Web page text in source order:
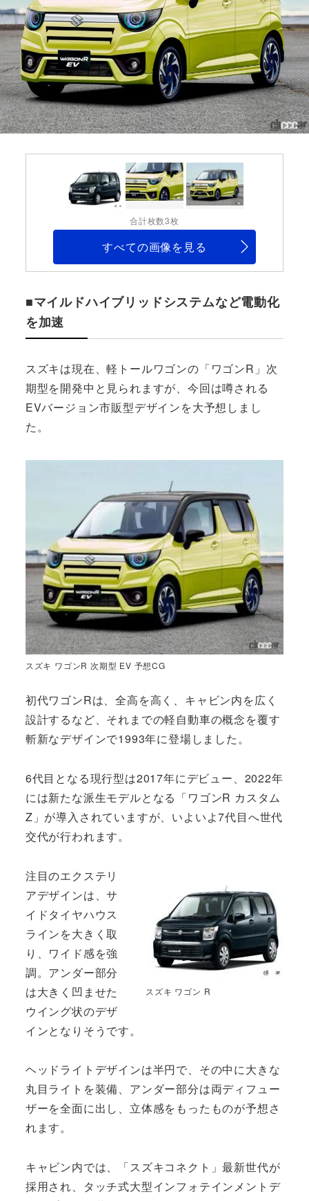
合計枚数3枚
すべての画像を見る
■マイルドハイブリッドシステムなど電動化
を加速
スズキは現在、軽トールワゴンの「ワゴンR」次
期型を開発中と見られますが、今回は噂される
EVバージョン市販型デザインを大予想しまし
た。
スズキ ワゴンR 次期型 EV 予想CG
初代ワゴンRは、全高を高く、キャビン内を広く
設計するなど、それまでの軽自動車の概念を覆す
斬新なデザインで1993年に登場しました。
6代目となる現行型は2017年にデビュー、2022年
には新たな派生モデルとなる「ワゴンR カスタム
Z」が導入されていますが、いよいよ7代目へ世代
交代が行われます。
スズキ ワゴン R
注目のエクステリ
アデザインは、サ
イドタイヤハウス
ラインを大きく取
り、ワイド感を強
調。アンダー部分
は大きく凹ませた
ウイング状のデザ
インとなりそうです。
ヘッドライトデザインは半円で、その中に大きな
丸目ライトを装備、アンダー部分は両ディフュー
ザーを全面に出し、立体感をもったものが予想さ
れます。
キャビン内では、「スズキコネクト」最新世代が
採用され、タッチ式大型インフォテインメントデ